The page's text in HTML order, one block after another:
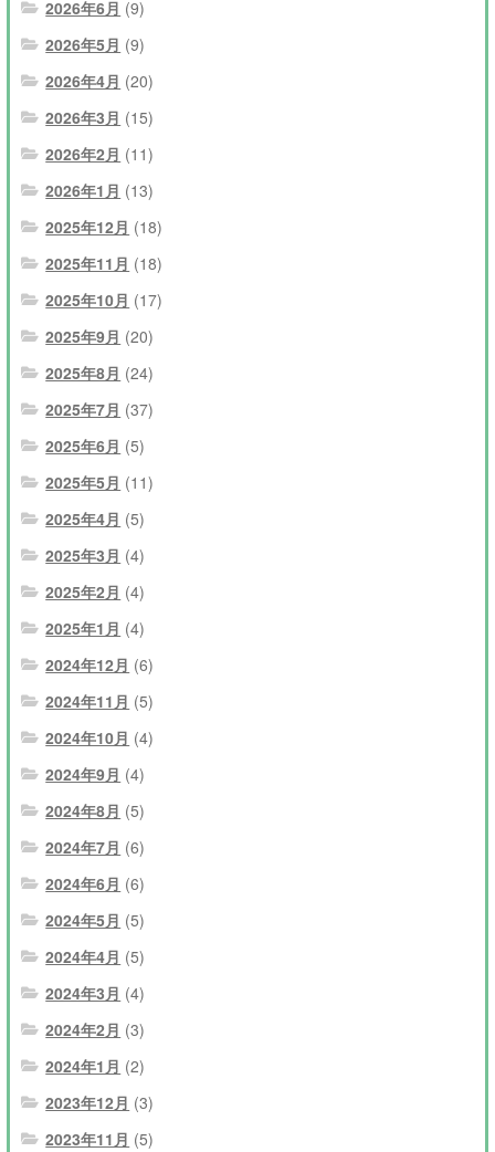
2026年6月 (9)
2026年5月 (9)
2026年4月 (20)
2026年3月 (15)
2026年2月 (11)
2026年1月 (13)
2025年12月 (18)
2025年11月 (18)
2025年10月 (17)
2025年9月 (20)
2025年8月 (24)
2025年7月 (37)
2025年6月 (5)
2025年5月 (11)
2025年4月 (5)
2025年3月 (4)
2025年2月 (4)
2025年1月 (4)
2024年12月 (6)
2024年11月 (5)
2024年10月 (4)
2024年9月 (4)
2024年8月 (5)
2024年7月 (6)
2024年6月 (6)
2024年5月 (5)
2024年4月 (5)
2024年3月 (4)
2024年2月 (3)
2024年1月 (2)
2023年12月 (3)
2023年11月 (5)